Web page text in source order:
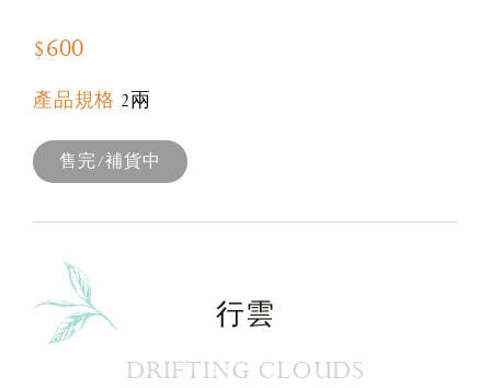
$600
產品規格 2兩
售完/補貨中
行雲
DRIFTING CLOUDS